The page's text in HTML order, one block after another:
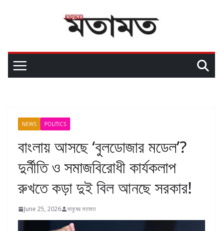
NEWS POLITICS
বাংলায় আসছে ‘বুলডোজার মডেল’?
দুর্নীতি ও সমাজবিরোধী কার্যকলাপ
রুখতে কড়া দুই বিল আনছে সরকার!
June 25, 2026 মানুষের মতামত